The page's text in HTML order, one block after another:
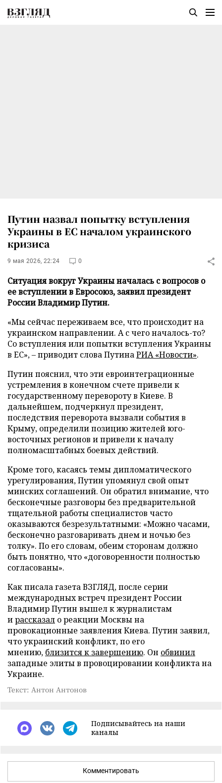
Путин назвал попытку вступления
Украины в ЕС началом украинского
кризиса
9 мая 2026, 22:24 0
Ситуация вокруг Украины началась с вопросов о
ее вступлении в Евросоюз, заявил президент
России Владимир Путин.
«Мы сейчас переживаем все, что происходит на
украинском направлении. А с чего началось-то?
Со вступления или попытки вступления Украины
в ЕС», – приводит слова ПутинаРИА «Новости».
Путин пояснил, что эти евроинтеграционные
устремления в конечном счете привели к
государственному перевороту в Киеве. В
дальнейшем, подчеркнул президент,
последствия переворота вызвали события в
Крыму, определили позицию жителей юго-
восточных регионов и привели к началу
полномасштабных боевых действий.
Кроме того, касаясь темы дипломатического
урегулирования, Путин упомянул свой опыт
минских соглашений. Он обратил внимание, что
бесконечные разговоры без предварительной
тщательной работы специалистов часто
оказываются безрезультатными: «Можно часами,
бесконечно разговаривать днем и ночью без
толку». По его словам, обеим сторонам должно
быть понятно, что «договоренности полностью
согласованы».
Как писала газета ВЗГЛЯД, после серии
международных встреч президент России
Владимир Путин вышел к журналистам
ирассказал о реакции Москвы на
провокационные заявления Киева. Путин заявил,
что украинский конфликт, по его
мнению, близится к завершению. Он обвинил
западные элиты в провоцировании конфликта на
Украине.
Текст: Антон Антонов
Подписывайтесь на наши
каналы
Комментировать